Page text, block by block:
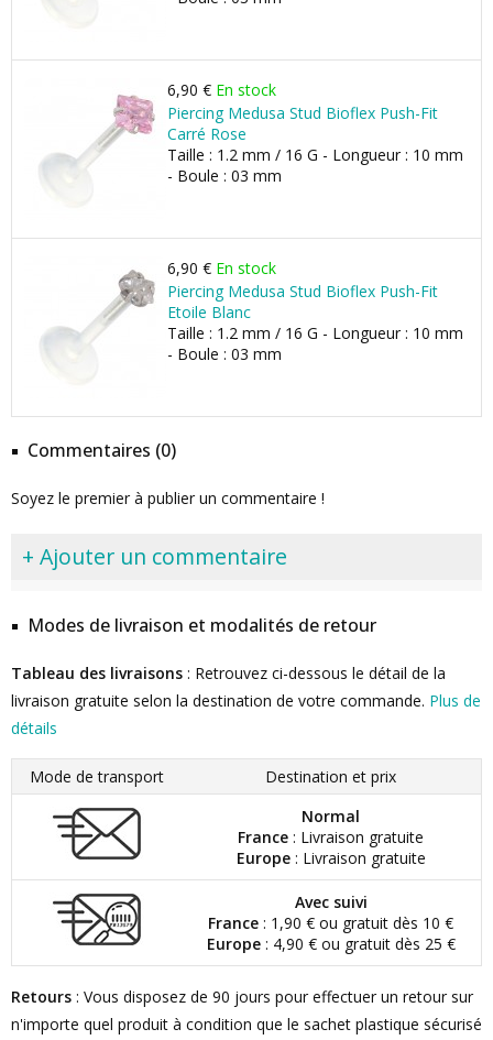
6,90 € En stock
Piercing Medusa Stud Bioflex Push-Fit
Carré Rose
Taille : 1.2 mm / 16 G - Longueur : 10 mm
- Boule : 03 mm
6,90 € En stock
Piercing Medusa Stud Bioflex Push-Fit
Etoile Blanc
Taille : 1.2 mm / 16 G - Longueur : 10 mm
- Boule : 03 mm
Commentaires (0)
Soyez le premier à publier un commentaire !
+ Ajouter un commentaire
Modes de livraison et modalités de retour
Tableau des livraisons : Retrouvez ci-dessous le détail de la
livraison gratuite selon la destination de votre commande. Plus de
détails
Mode de transport
Destination et prix
Normal
France : Livraison gratuite
Europe: Livraison gratuite
Avec suivi
France : 1,90 € ou gratuit dès 10 €
Europe: 4,90 € ou gratuit dès 25 €
Retours : Vous disposez de 90 jours pour effectuer un retour sur
n'importe quel produit à condition que le sachet plastique sécurisé